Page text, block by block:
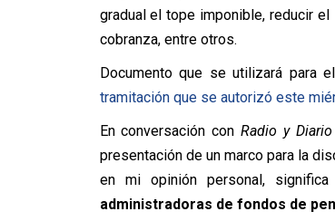
gradual el tope imponible, reducir
cobranza, entre otros.
Documento que se utilizará para
tramitación que se autorizó este
En conversación con Radio y
presentación de un marco para la
en mi opinión personal, significa
administradoras de fondos de